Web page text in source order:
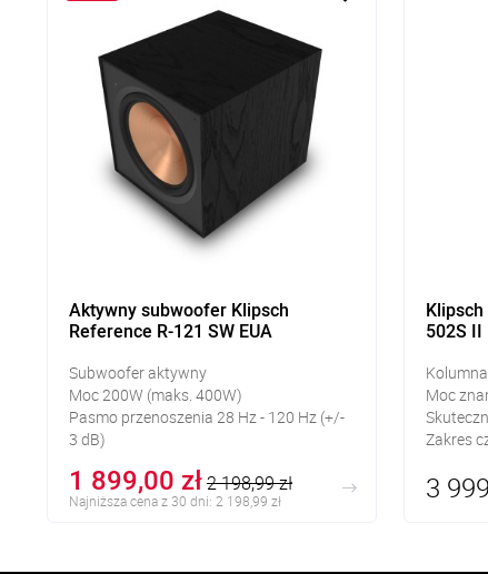
Aktywny subwoofer Klipsch
Reference R-121 SW EUA
Subwoofer aktywny
Moc 200W (maks. 400W)
Pasmo przenoszenia 28 Hz - 120 Hz (+/-
3 dB)
1 899,00 zł2 198,99 zł
Najniższa cena z 30 dni: 2 198,99 zł
502S II
Moc
Zakres
3